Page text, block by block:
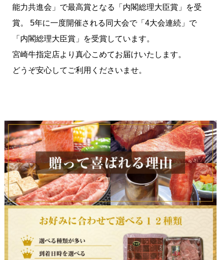
能力共進会」で最高賞となる「内閣総理大臣賞」を受
賞。 5年に一度開催される同大会で「4大会連続」で
「内閣総理大臣賞」を受賞しています。
宮崎牛指定店より真心こめてお届けいたします。
どうぞ安心してご利用くださいませ。